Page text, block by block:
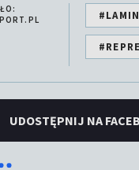
UDOSTĘPNIJ NA